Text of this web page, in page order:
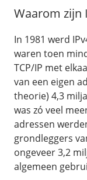
Weekly Backups
Snapshots
/Overig
API
Fast Installs
Netwerk
Infrastructuur
BladeVPS
Waarom zijn
In 1981 werd
waren toen
TCP/IP met
van een eigen
theorie) 4,3
was zó veel
adressen
grondleggers
ongeveer 3,2
algemeen